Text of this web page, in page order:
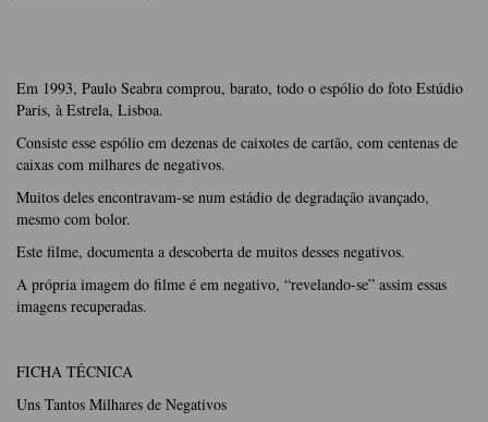
Em 1993, Paulo Seabra comprou, barato, todo o espólio do foto Estúdio
Paris, à Estrela, Lisboa.
Consiste esse espólio em dezenas de caixotes de cartão, com centenas de
caixas com milhares de negativos.
Muitos deles encontravam-se num estádio de degradação avançado,
mesmo com bolor.
Este filme, documenta a descoberta de muitos desses negativos.
A própria imagem do filme é em negativo, “revelando-se” assim essas
imagens recuperadas.
FICHA TÉCNICA
Uns Tantos Milhares de Negativos